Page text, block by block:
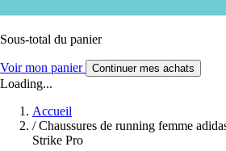
Sous-total du panier
Voir mon panier Continuer mes achats
Loading...
Accueil
/ Chaussures de running femme
Strike Pro